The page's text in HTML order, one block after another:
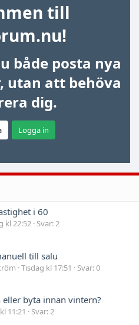
till
både posta nya
utan att behöva
dig.
Logga in
i 60
kl 22:52 Svar: 2
till salu
Tisdag kl 17:51
Svar: 0
byta innan vintern?
11:21
Svar: 2